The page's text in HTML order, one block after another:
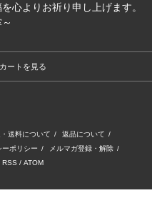
心よりお祈り申し上げます。
カートを見る
送料について / 返品について /
ーポリシー / メルマガ登録・解除 /
RSS / ATOM